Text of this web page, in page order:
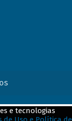
e tecnologias